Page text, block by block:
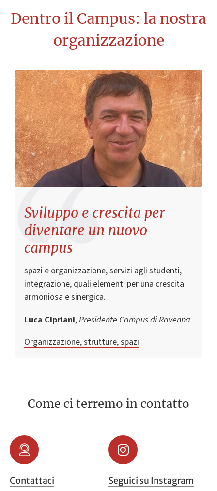
Dentro il Campus: la nostra
organizzazione
Sviluppo e crescita per
diventare un nuovo
campus
spazi e organizzazione, servizi agli studenti,
integrazione, quali elementi per una crescita
armoniosa e sinergica.
Luca Cipriani,Presidente Campus di Ravenna
Organizzazione, strutture, spazi
Come ci terremo in contatto
Contattaci Seguici su Instagram